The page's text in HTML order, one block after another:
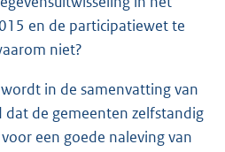
en de participatiewet te
niet?
in de samenvatting van
dat de gemeenten zelfstandig
een goede naleving van